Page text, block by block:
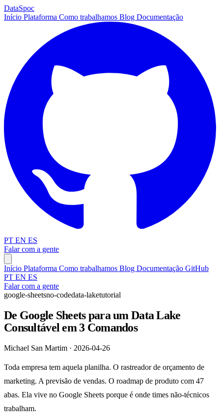
DataSpoc
Início Plataforma Como trabalhamos Blog Documentação
PT EN ES
Falar com a gente
Início Plataforma Como trabalhamos Blog Documentação GitHub
PT EN ES
Falar com a gente
google-sheetsno-codedata-laketutorial
De Google Sheets para um Data Lake
Consultável em 3 Comandos
Michael San Martim · 2026-04-26
Toda empresa tem aquela planilha. O rastreador de orçamento de
marketing. A previsão de vendas. O roadmap de produto com 47
abas. Ela vive no Google Sheets porque é onde times não-técnicos
trabalham.